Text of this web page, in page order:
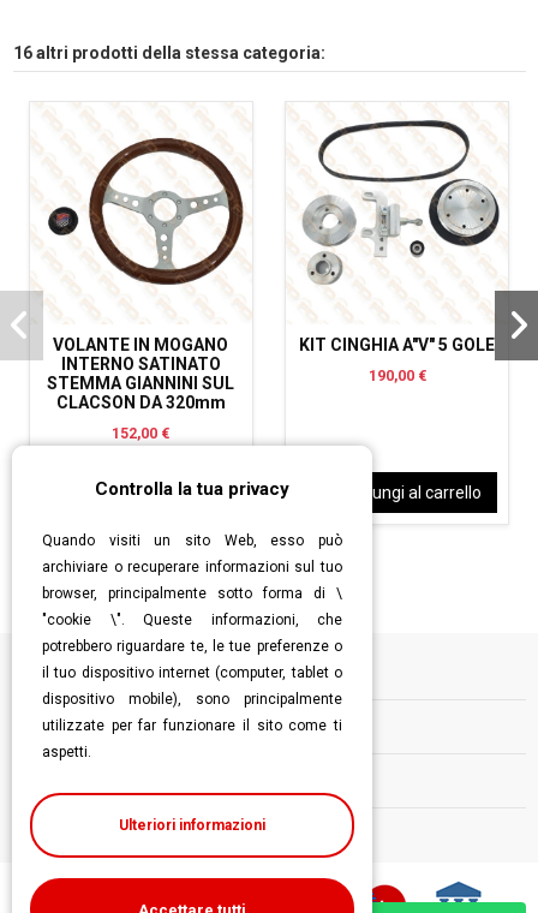
16 altri prodotti della stessa categoria:
VOLANTE IN MOGANO
INTERNO SATINATO
STEMMA GIANNINI SUL
CLACSON DA 320mm
152,00 €
Aggiungi al carrello
KIT CINGHIA A"V" 5 GOLE
190,00 €
Aggiungi al carrello
Informazioni
Follow us
Controlla la tua privacy
Quando visiti un sito Web, esso può
archiviare o recuperare informazioni sul tuo
browser, principalmente sotto forma di \
"cookie \". Queste informazioni, che
potrebbero riguardare te, le tue preferenze o
il tuo dispositivo internet (computer, tablet o
dispositivo mobile), sono principalmente
utilizzate per far funzionare il sito come ti
aspetti.
Ulteriori informazioni
Accettare tutti